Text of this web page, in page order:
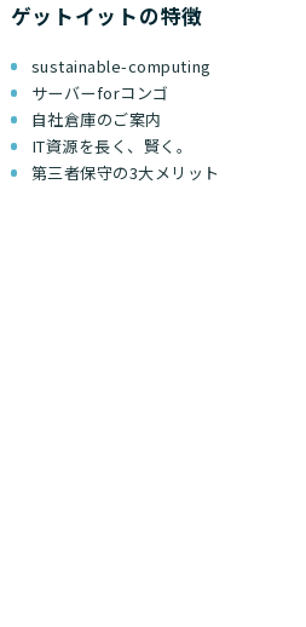
ゲットイットの特徴
sustainable-computing
サーバーforコンゴ
自社倉庫のご案内
IT資源を長く、賢く。
第三者保守の3大メリット